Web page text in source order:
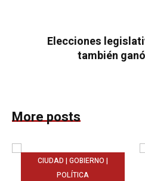
Elecciones
también
More posts
CIUDAD | GOBIERNO |
POLÍTICA